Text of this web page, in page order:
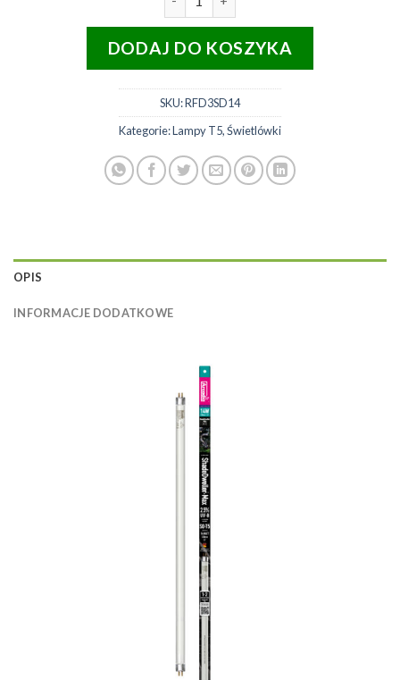
DODAJ DO KOSZYKA
SKU:RFD3SD14
Kategorie:Lampy T5,Świetlówki
OPIS
INFORMACJE DODATKOWE